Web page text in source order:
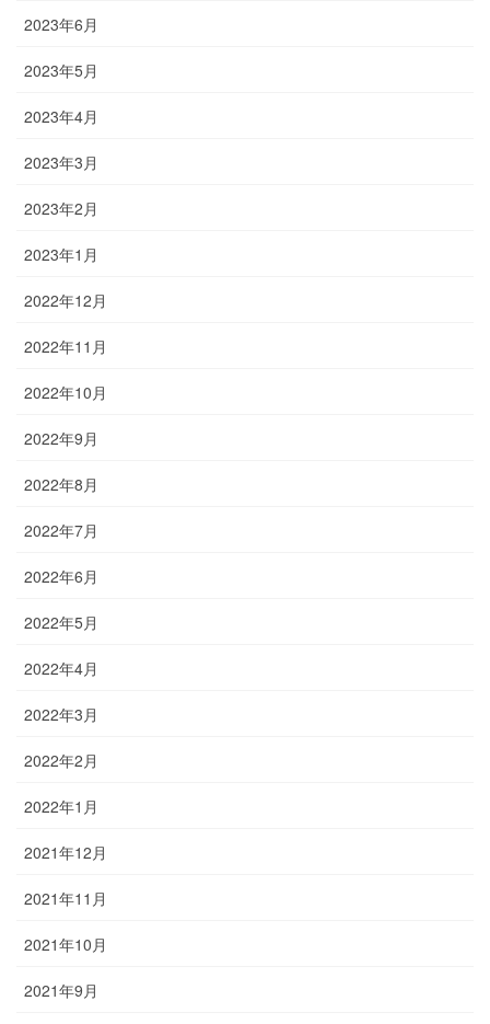
2023年6月
2023年5月
2023年4月
2023年3月
2023年2月
2023年1月
2022年12月
2022年11月
2022年10月
2022年9月
2022年8月
2022年7月
2022年6月
2022年5月
2022年4月
2022年3月
2022年2月
2022年1月
2021年12月
2021年11月
2021年10月
2021年9月